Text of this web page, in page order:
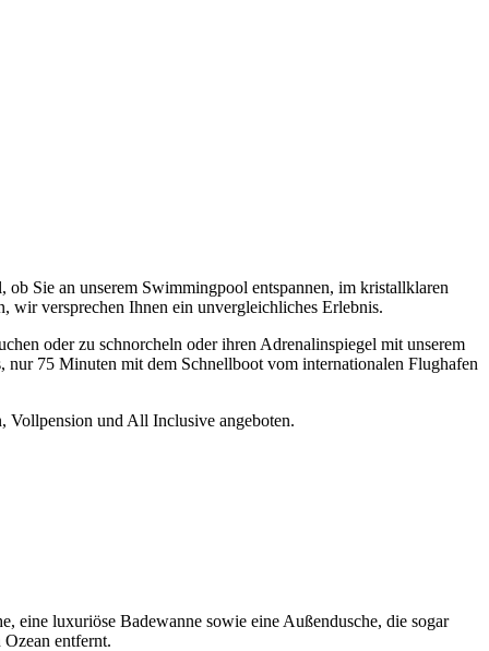
Sie an unserem Swimmingpool entspannen, im kristallklaren
wir versprechen Ihnen ein unvergleichliches Erlebnis.
oder zu schnorcheln oder ihren Adrenalinspiegel mit unserem
75 Minuten mit dem Schnellboot vom internationalen Flughafen
Vollpension und All Inclusive angeboten.
eine luxuriöse Badewanne sowie eine Außendusche, die sogar
entfernt.